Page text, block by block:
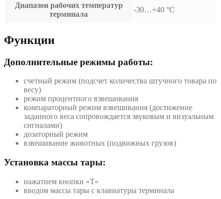
Диапазон рабочих температур
терминала
-30…+40 °С
Функции
Дополнительные режимы работы:
счетный режим (подсчет количества штучного товара по
весу)
режим процентного взвешивания
компараторный режим взвешивания (достижение
заданного веса сопровождается звуковым и визуальным
сигналами)
дозаторный режим
взвешивание животных (подвижных грузов)
Установка массы тары:
нажатием кнопки «T»
вводом массы тары с клавиатуры терминала